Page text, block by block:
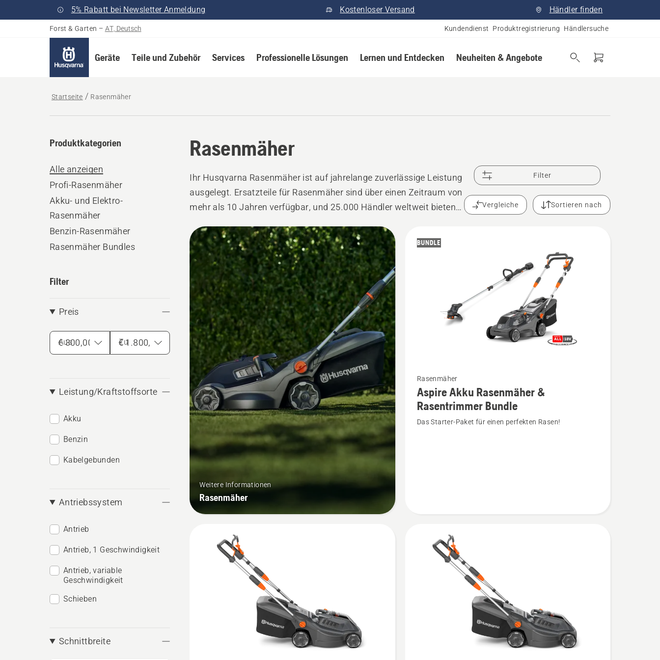
5% Rabatt bei Newsletter Anmeldung Kostenloser Versand Händler finden
Forst & Garten – AT, Deutsch Kundendienst Produktregistrierung Händlersuche
Geräte Teile und Zubehör Services Professionelle Lösungen Lernen und Entdecken Neuheiten & Angebote
Startseite Rasenmäher
Rasenmäher
Produktkategorien
Alle anzeigen
Profi-Rasenmäher
Akku- und Elektro-
Rasenmäher
Benzin-Rasenmäher
Rasenmäher Bundles
Filter
Preis
Aus Zu
Leistung/Kraftstoffsorte
Akku
Benzin
Kabelgebunden
Antriebssystem
Antrieb
Antrieb, 1 Geschwindigkeit
Antrieb, variable
Geschwindigkeit
Schieben
Schnittbreite
Ihr Husqvarna Rasenmäher ist auf jahrelange zuverlässige Leistung
ausgelegt. Ersatzteile für Rasenmäher sind über einen Zeitraum von
mehr als 10 Jahren verfügbar, und 25.000 Händler weltweit bieten
Filter
Vergleiche Sortieren nach
Alle
Produkte
Weitere Informationen
Rasenmäher
Mehr
Details
Aspire
BUNDLE
Rasenmäher
Aspire Akku Rasenmäher &
Rasentrimmer Bundle
Das Starter-Paket für einen perfekten Rasen!